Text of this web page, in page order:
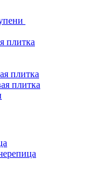
плитка
плитка
плитка